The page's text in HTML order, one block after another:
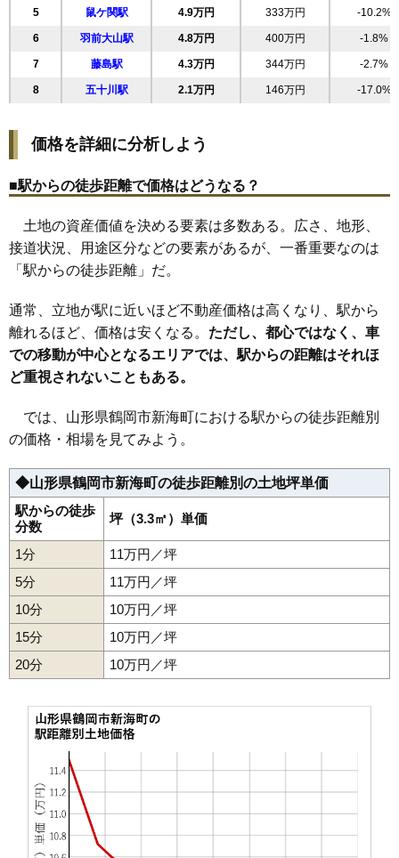
23 砂田町 11万円 796万円 10.3%
24 のぞみ町 11万円 944万円 8.5%
25 淀川町 11万円 891万円 8.7%
26 大宝寺町 11万円 566万円 7.6%
28 錦町 11万円
30 新海町 11万円 671万円 11.8%
31 青柳町 10万円 712万円 12.4%
32 海老島町 10万円 1,051万円 8.2%
33 日出
34 城南町 10万円 853万円 7.2%
35 日吉町 10万円 485万円 -3.0%
36 日和田町 10万円 559万円 6.3%
37 稲生 10万円
39 大宝寺
41 美咲町 9.5万円 1,494万円
42 神明町
43
44 若葉町
45 伊勢原町
46 切添町
47 美原町
48 道形町
50 大東町
51 柳田
53 三光町 8.6万円 491万円
54 茅原 8.6万円 594万円
55 朝暘町
5 鼠ケ関駅 4.9万円 333万円 -10.2%
6 羽前大山駅 4.8万円 400万円 -1.8%
7 藤島駅 4.3万円 344万円 -2.7%
8 五十川駅 2.1万円 146万円 -17.0%
価格を詳細に分析しよう
■駅からの徒歩距離で価格はどうなる？
土地の資産価値を決める要素は多数ある。広さ、地形、
接道状況、用途区分などの要素があるが、一番重要なのは
「駅からの徒歩距離」だ。
通常、立地が駅に近いほど不動産価格は高くなり、駅から
離れるほど、価格は安くなる。 ただし、都心ではなく、車
での移動が中心となるエリアでは、駅からの距離はそれほ
ど重視されないこともある。
では、山形県鶴岡市新海町における駅からの徒歩距離別
の価格・相場を見てみよう。
◆山形県鶴岡市新海町の徒歩距離別の土地坪単価
駅からの徒歩
分数
坪（3.3㎡）単価
1分
11万円／坪
5分
11万円／坪
10分
10万円／坪
15分
10万円／坪
20分
10万円／坪